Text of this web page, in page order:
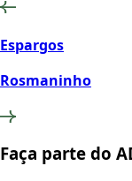
Espargos
Rosmaninho
Faça parte do